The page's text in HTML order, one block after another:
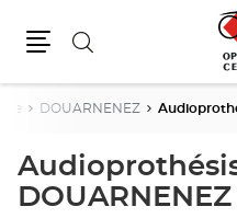
Rechercher
DOUARNENEZ